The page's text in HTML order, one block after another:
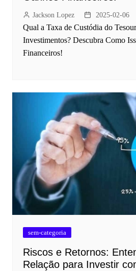
Jackson Lopez 2025-02-06
Qual a Taxa de Custódia do
Investimentos? Descubra Como
Financeiros!
sem-categoria
Riscos e Retornos:
Relação para Investir